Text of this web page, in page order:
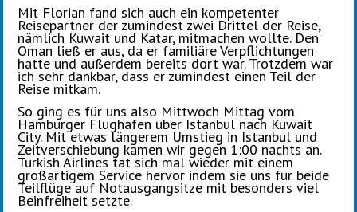
Mit Florian fand sich auch ein kompetenter
Reisepartner der zumindest zwei Drittel der Reise,
nämlich Kuwait und Katar, mitmachen wollte. Den
Oman ließ er aus, da er familiäre Verpflichtungen
hatte und außerdem bereits dort war. Trotzdem war
ich sehr dankbar, dass er zumindest einen Teil der
Reise mitkam.
So ging es für uns also Mittwoch Mittag vom
Hamburger Flughafen über Istanbul nach Kuwait
City. Mit etwas längerem Umstieg in Istanbul und
Zeitverschiebung kamen wir gegen 1:00 nachts an.
Turkish Airlines tat sich mal wieder mit einem
großartigem Service hervor indem sie uns für beide
Teilflüge auf Notausgangsitze mit besonders viel
Beinfreiheit setzte.